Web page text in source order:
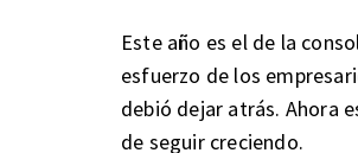
Este año es el de la
esfuerzo de los
debió dejar atrás. Ahora
de seguir creciendo.